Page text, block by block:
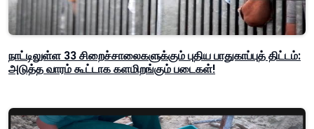
நாட்டிலுள்ள 33 சிறைச்சாலைகளுக்கும் புதிய பாதுகாப்புத் திட்டம்:
அடுத்த வாரம் கூட்டாக களமிறங்கும் படைகள்!